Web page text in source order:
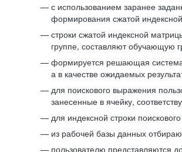
с использованием заранее
формирования сжатой
строки сжатой индексной
группе, составляют обучающую
формируется решающая
а в качестве ожидаемых
для поискового выражения
занесенные в ячейку,
для индексной строки
из рабочей базы данных
пользователю представляются